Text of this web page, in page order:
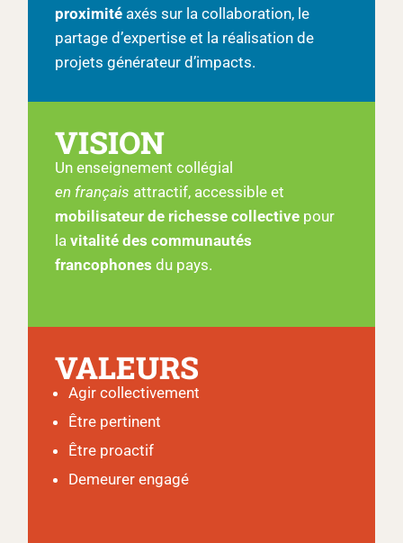
proximité axés sur la collaboration, le
partage d’expertise et la réalisation de
projets générateur d’impacts.
VISION
Un enseignement collégial
en français attractif, accessible et
mobilisateur de richesse collective pour
lavitalité des communautés
francophonesdu pays.
VALEURS
Agir collectivement
Être pertinent
Être proactif
Demeurer engagé